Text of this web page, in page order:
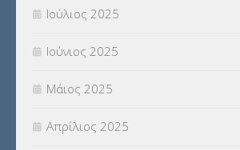
Ιούλιος 2025
Ιούνιος 2025
Μάιος 2025
Απρίλιος 2025